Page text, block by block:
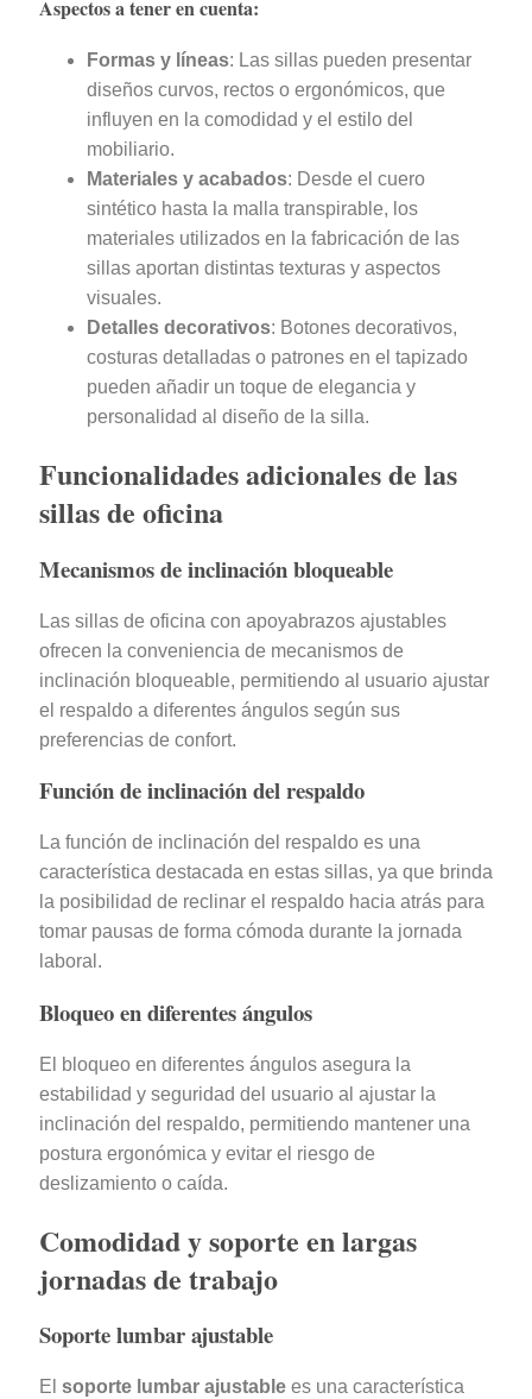
Aspectos a tener en cuenta:
Formas y líneas: Las sillas pueden presentar
diseños curvos, rectos o ergonómicos, que
influyen en la comodidad y el estilo del
mobiliario.
Materiales y acabados: Desde el cuero
sintético hasta la malla transpirable, los
materiales utilizados en la fabricación de las
sillas aportan distintas texturas y aspectos
visuales.
Detalles decorativos: Botones decorativos,
costuras detalladas o patrones en el tapizado
pueden añadir un toque de elegancia y
personalidad al diseño de la silla.
Funcionalidades adicionales de las
sillas de oficina
Mecanismos de inclinación bloqueable
Las sillas de oficina con apoyabrazos ajustables
ofrecen la conveniencia de mecanismos de
inclinación bloqueable, permitiendo al usuario ajustar
el respaldo a diferentes ángulos según sus
preferencias de confort.
Función de inclinación del respaldo
La función de inclinación del respaldo es una
característica destacada en estas sillas, ya que brinda
la posibilidad de reclinar el respaldo hacia atrás para
tomar pausas de forma cómoda durante la jornada
laboral.
Bloqueo en diferentes ángulos
El bloqueo en diferentes ángulos asegura la
estabilidad y seguridad del usuario al ajustar la
inclinación del respaldo, permitiendo mantener una
postura ergonómica y evitar el riesgo de
deslizamiento o caída.
Comodidad y soporte en largas
jornadas de trabajo
Soporte lumbar ajustable
El soporte lumbar ajustable es una característica